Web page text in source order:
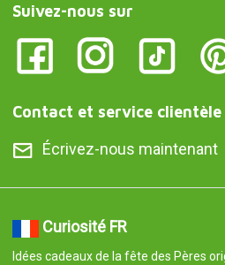
Suivez-nous sur
Contact et service clientèle
Écrivez-nous maintenant
Curiosité FR
Idées cadeaux de la fête des Pères